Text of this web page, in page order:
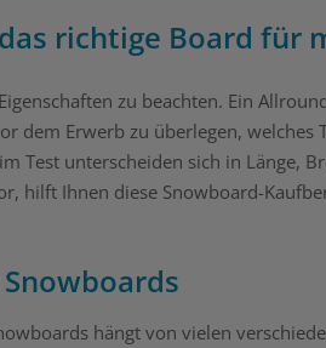
richtige Board für
zu beachten. Ein
dem Erwerb zu überlegen, welches
Test unterscheiden sich in Länge,
hilft Ihnen diese Snowboard-
hängt von vielen